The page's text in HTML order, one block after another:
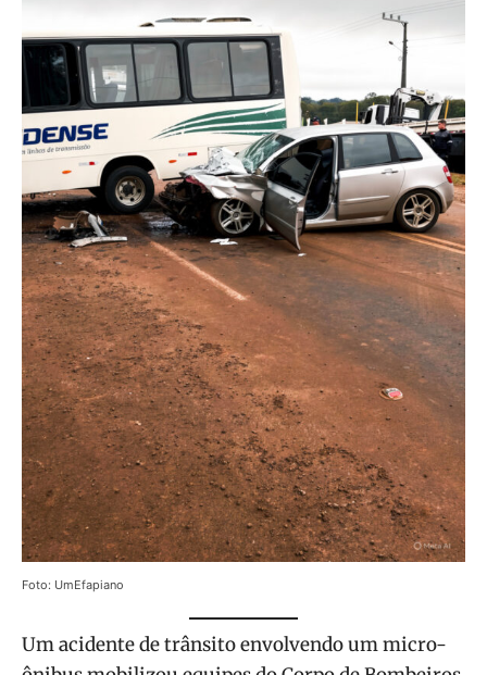
Foto: UmEfapiano
Um acidente de trânsito envolvendo um micro-